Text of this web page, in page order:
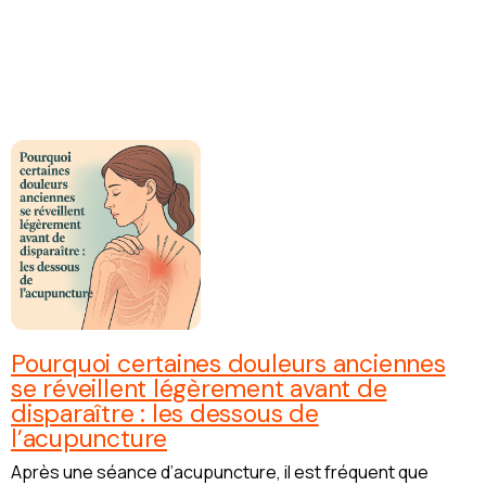
Pourquoi certaines douleurs anciennes
se réveillent légèrement avant de
disparaître : les dessous de
l’acupuncture
Après une séance d’acupuncture, il est fréquent que